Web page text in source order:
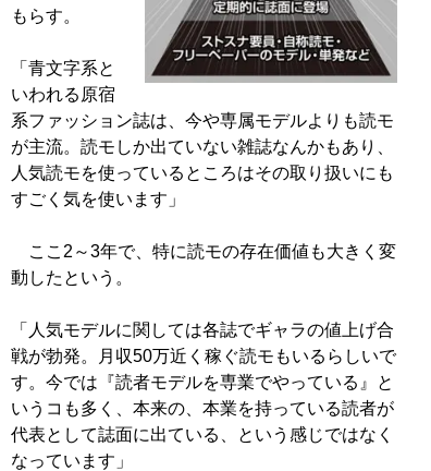
もらす。
「青文字系と
いわれる原宿
系ファッション誌は、今や専属モデルよりも読モ
が主流。読モしか出ていない雑誌なんかもあり、
人気読モを使っているところはその取り扱いにも
すごく気を使います」
ここ2～3年で、特に読モの存在価値も大きく変
動したという。
「人気モデルに関しては各誌でギャラの値上げ合
戦が勃発。月収50万近く稼ぐ読モもいるらしいで
す。今では『読者モデルを専業でやっている』と
いうコも多く、本来の、本業を持っている読者が
代表として誌面に出ている、という感じではなく
なっています」